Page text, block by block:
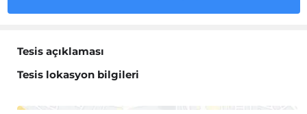
Tesis açıklaması
Tesis lokasyon bilgileri